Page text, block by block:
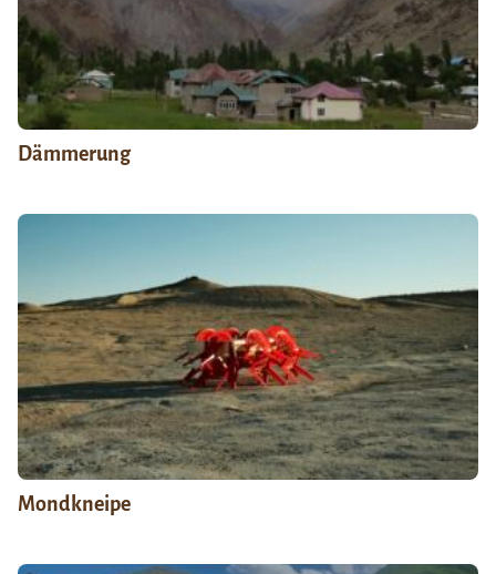
Dämmerung
Mondkneipe